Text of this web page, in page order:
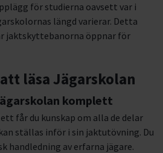
för studierna oavsett var i
längd varierar. Detta
jaktskyttebanorna öppnar för
läsa Jägarskolan
komplett
får du kunskap om alla de delar
ställas inför i sin jaktutövning. Du
handledning av erfarna jägare.